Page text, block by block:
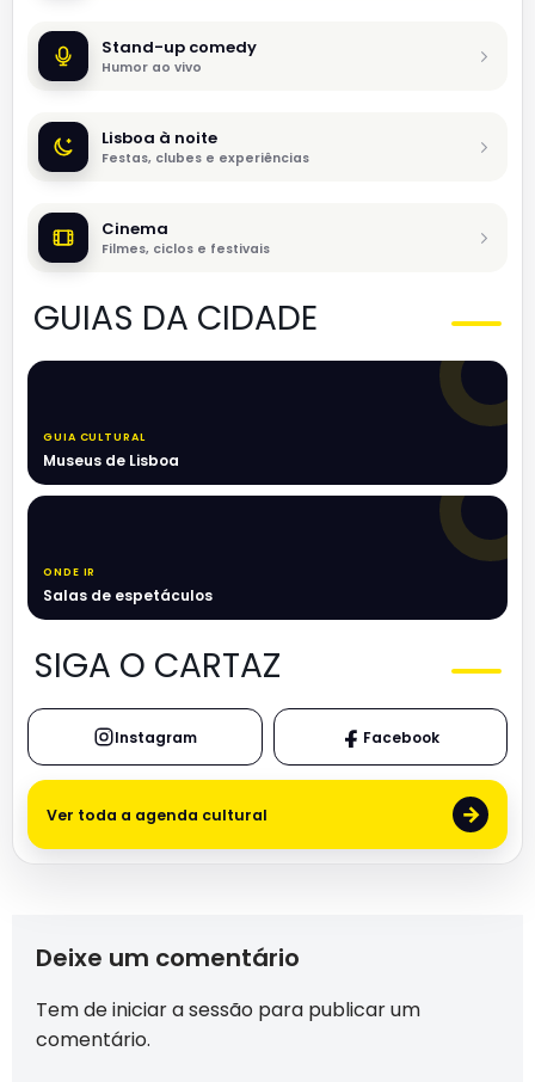
Stand-up comedy
Humor ao vivo
Lisboa à noite
Festas, clubes e experiências
Cinema
Filmes, ciclos e festivais
GUIAS DA CIDADE
GUIA CULTURAL
Museus de Lisboa
ONDE IR
Salas de espetáculos
SIGA O CARTAZ
Instagram Facebook
Ver toda a agenda cultural →
Deixe um comentário
Tem deiniciar a sessão para publicar um
comentário.